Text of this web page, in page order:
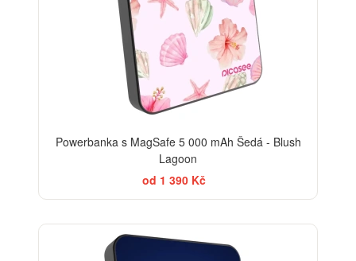
Powerbanka s MagSafe 5 000 mAh Šedá - Blush
Lagoon
od 1 390 Kč